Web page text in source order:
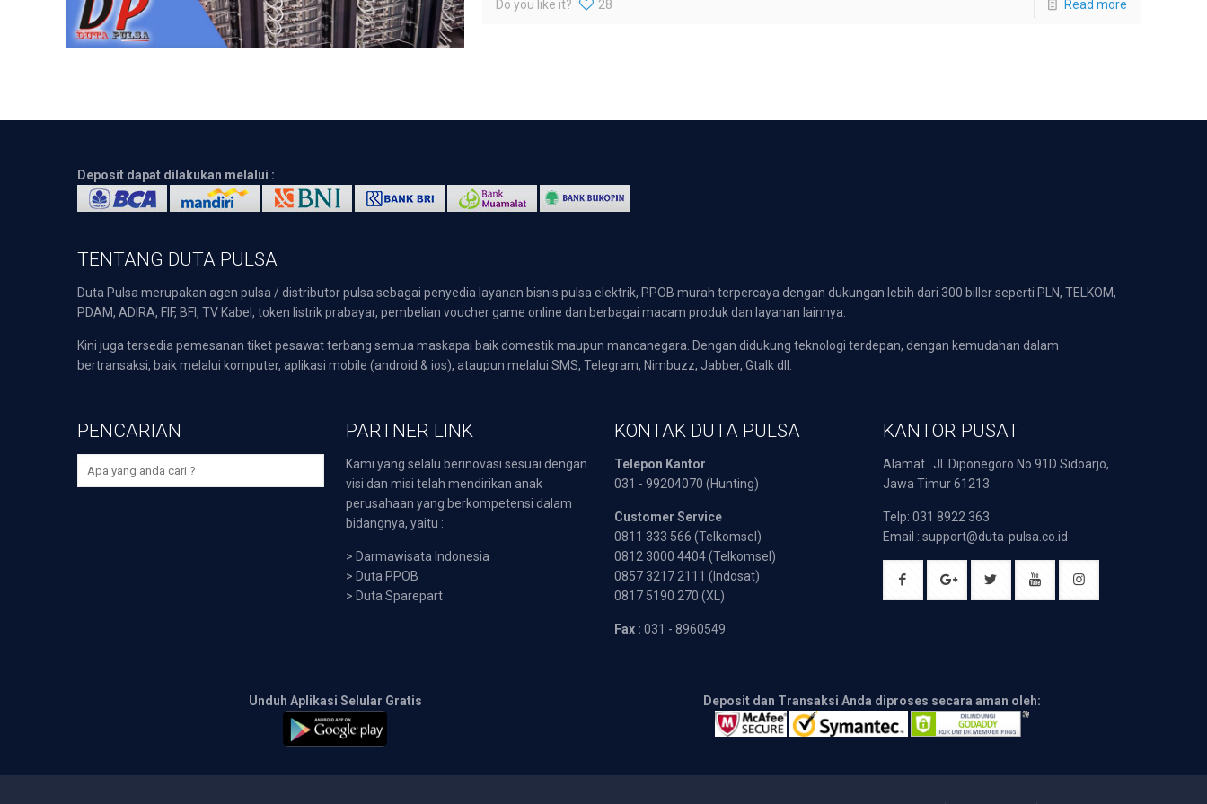
Do you like it? 28 Read more
Deposit dapat dilakukan melalui :
TENTANG DUTA PULSA
Duta Pulsa merupakan agen pulsa / distributor pulsa sebagai penyedia layanan bisnis pulsa elektrik, PPOB murah terpercaya dengan dukungan lebih dari 300 biller seperti PLN, TELKOM,
PDAM, ADIRA, FIF, BFI, TV Kabel, token listrik prabayar, pembelian voucher game online dan berbagai macam produk dan layanan lainnya.
Kini juga tersedia pemesanan tiket pesawat terbang semua maskapai baik domestik maupun mancanegara. Dengan didukung teknologi terdepan, dengan kemudahan dalam
bertransaksi, baik melalui komputer, aplikasi mobile (android & ios), ataupun melalui SMS, Telegram, Nimbuzz, Jabber, Gtalk dll.
PENCARIAN PARTNER LINK
Kami yang selalu berinovasi sesuai dengan
visi dan misi telah mendirikan anak
perusahaan yang berkompetensi dalam
bidangnya, yaitu :
> Darmawisata Indonesia
> Duta PPOB
> Duta Sparepart
KONTAK DUTA PULSA
Telepon Kantor
031 - 99204070 (Hunting)
Customer Service
0811 333 566 (Telkomsel)
0812 3000 4404 (Telkomsel)
0857 3217 2111 (Indosat)
0817 5190 270 (XL)
Fax : 031 - 8960549
KANTOR PUSAT
Alamat : Jl. Diponegoro No.91D Sidoarjo,
Jawa Timur 61213.
Telp: 031 8922 363
Email : support@duta-pulsa.co.id
Unduh Aplikasi Selular Gratis Deposit dan Transaksi Anda diproses secara aman oleh: